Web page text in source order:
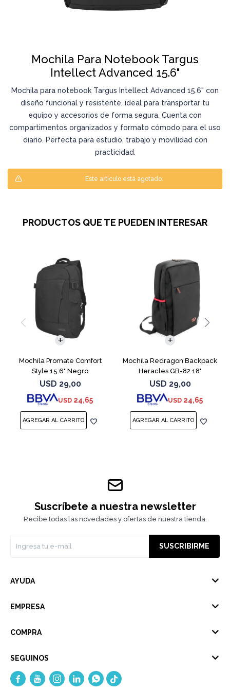
Mochila Para Notebook Targus
Intellect Advanced 15.6"
Mochila para notebook Targus Intellect Advanced 15.6" con
diseño funcional y resistente, ideal para transportar tu
equipo y accesorios de forma segura. Cuenta con
compartimentos organizados y formato cómodo para el uso
diario. Perfecta para estudio, trabajo y movilidad con
practicidad.
Este artículo está agotado.
PRODUCTOS QUE TE PUEDEN INTERESAR
Mochila Promate Comfort
Style 15.6" Negro
USD 29,00
USD 24,65
Mochila Redragon Backpack
Heracles GB-82 18"
USD 29,00
USD 24,65
Suscríbete a nuestra newsletter
Recibe todas las novedades y ofertas de nuestra tienda.
SUSCRIBIRME
AYUDA
EMPRESA
COMPRA
SEGUINOS
    